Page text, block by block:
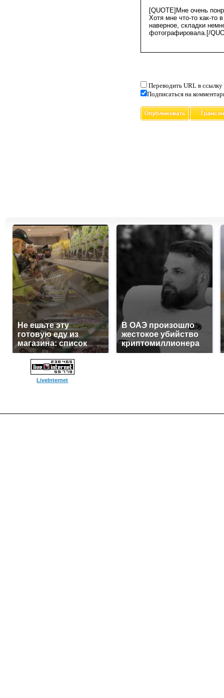
Переводить URL в ссылку
Подписаться на
Не ешьте эту
готовую еду из
магазина: список
В ОАЭ произошло
жестокое убийство
криптомиллионера
LiveInternet